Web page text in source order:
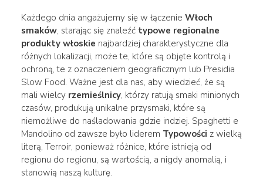
Każdego dnia angażujemy się w łączenie Włoch
smaków, starając się znaleźć typowe regionalne
produkty włoskie najbardziej charakterystyczne dla
różnych lokalizacji, może te, które są objęte kontrolą i
ochroną, te z oznaczeniem geograficznym lub Presidia
Slow Food. Ważne jest dla nas, aby wiedzieć, że są
mali wielcy rzemieślnicy, którzy ratują smaki minionych
czasów, produkują unikalne przysmaki, które są
niemożliwe do naśladowania gdzie indziej. Spaghetti e
Mandolino od zawsze było liderem Typowości z wielką
literą, Terroir, ponieważ różnice, które istnieją od
regionu do regionu, są wartością, a nigdy anomalią, i
stanowią naszą kulturę.